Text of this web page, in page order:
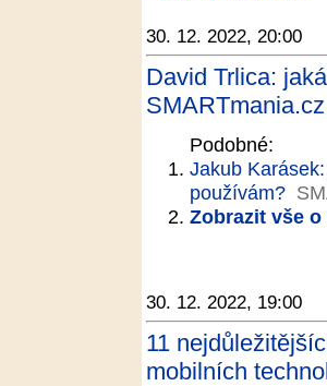
30. 12. 2022, 20:00
David Trlica:
SMARTmania.cz
Podobné:
Jakub
používám?
Zobrazit vše
30. 12. 2022, 19:00
11
mobilních